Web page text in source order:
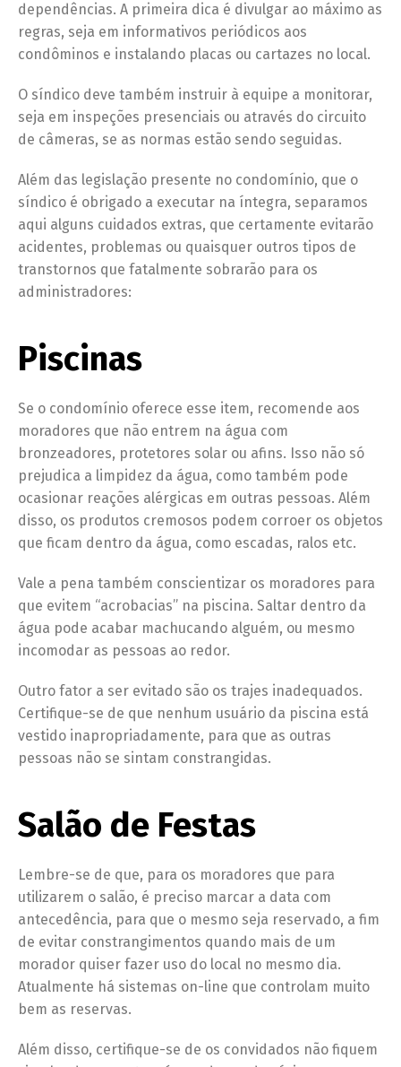
dependências. A primeira dica é divulgar ao máximo as
regras, seja em informativos periódicos aos
condôminos e instalando placas ou cartazes no local.
O síndico deve também instruir à equipe a monitorar,
seja em inspeções presenciais ou através do circuito
de câmeras, se as normas estão sendo seguidas.
Além das legislação presente no condomínio, que o
síndico é obrigado a executar na íntegra, separamos
aqui alguns cuidados extras, que certamente evitarão
acidentes, problemas ou quaisquer outros tipos de
transtornos que fatalmente sobrarão para os
administradores:
Piscinas
Se o condomínio oferece esse item, recomende aos
moradores que não entrem na água com
bronzeadores, protetores solar ou afins. Isso não só
prejudica a limpidez da água, como também pode
ocasionar reações alérgicas em outras pessoas. Além
disso, os produtos cremosos podem corroer os objetos
que ficam dentro da água, como escadas, ralos etc.
Vale a pena também conscientizar os moradores para
que evitem “acrobacias” na piscina. Saltar dentro da
água pode acabar machucando alguém, ou mesmo
incomodar as pessoas ao redor.
Outro fator a ser evitado são os trajes inadequados.
Certifique-se de que nenhum usuário da piscina está
vestido inapropriadamente, para que as outras
pessoas não se sintam constrangidas.
Salão de Festas
Lembre-se de que, para os moradores que para
utilizarem o salão, é preciso marcar a data com
antecedência, para que o mesmo seja reservado, a fim
de evitar constrangimentos quando mais de um
morador quiser fazer uso do local no mesmo dia.
Atualmente há sistemas on-line que controlam muito
bem as reservas.
Além disso, certifique-se de os convidados não fiquem